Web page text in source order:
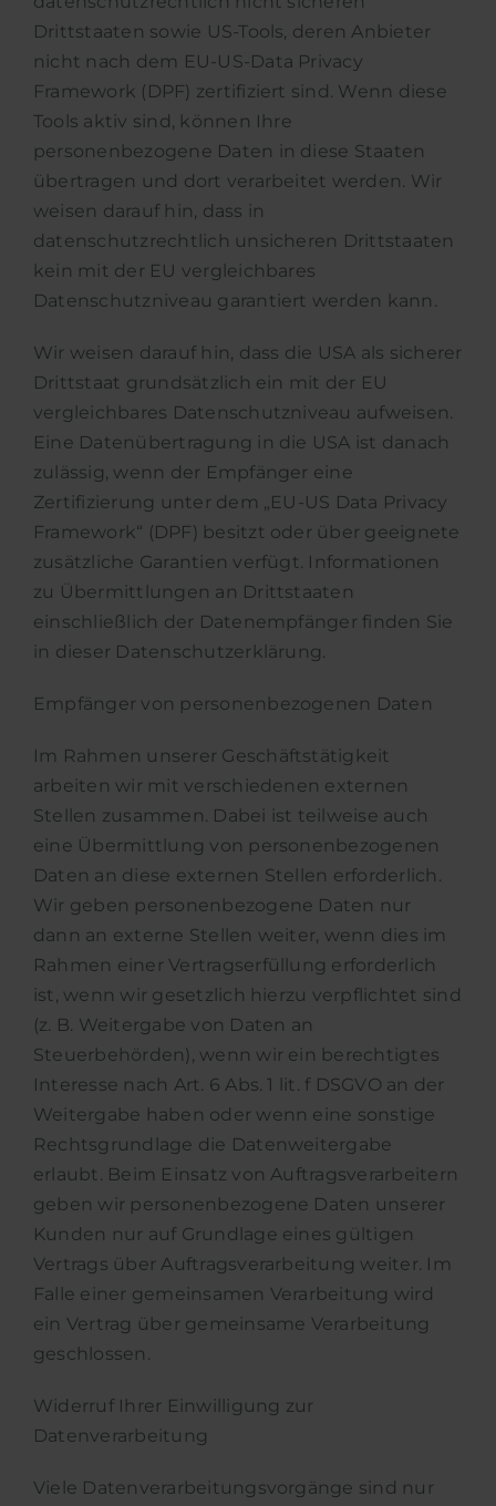
Drittstaaten sowie US-Tools, deren Anbieter
nicht nach dem EU-US-Data Privacy
Framework (DPF) zertifiziert sind. Wenn diese
Tools aktiv sind, können Ihre
personenbezogene Daten in diese Staaten
übertragen und dort verarbeitet werden. Wir
weisen darauf hin, dass in
datenschutzrechtlich unsicheren Drittstaaten
kein mit der EU vergleichbares
Datenschutzniveau garantiert werden kann.
Wir weisen darauf hin, dass die USA als sicherer
Drittstaat grundsätzlich ein mit der EU
vergleichbares Datenschutzniveau aufweisen.
Eine Datenübertragung in die USA ist danach
zulässig, wenn der Empfänger eine
Zertifizierung unter dem „EU-US Data Privacy
Framework“ (DPF) besitzt oder über geeignete
zusätzliche Garantien verfügt. Informationen
zu Übermittlungen an Drittstaaten
einschließlich der Datenempfänger finden Sie
in dieser Datenschutzerklärung.
Empfänger von personenbezogenen Daten
Im Rahmen unserer Geschäftstätigkeit
arbeiten wir mit verschiedenen externen
Stellen zusammen. Dabei ist teilweise auch
eine Übermittlung von personenbezogenen
Daten an diese externen Stellen erforderlich.
Wir geben personenbezogene Daten nur
dann an externe Stellen weiter, wenn dies im
Rahmen einer Vertragserfüllung erforderlich
ist, wenn wir gesetzlich hierzu verpflichtet sind
(z. B. Weitergabe von Daten an
Steuerbehörden), wenn wir ein berechtigtes
Interesse nach Art. 6 Abs. 1 lit. f DSGVO an der
Weitergabe haben oder wenn eine sonstige
Rechtsgrundlage die Datenweitergabe
erlaubt. Beim Einsatz von Auftragsverarbeitern
geben wir personenbezogene Daten unserer
Kunden nur auf Grundlage eines gültigen
Vertrags über Auftragsverarbeitung weiter. Im
Falle einer gemeinsamen Verarbeitung wird
ein Vertrag über gemeinsame Verarbeitung
geschlossen.
Widerruf Ihrer Einwilligung zur
Datenverarbeitung
Viele Datenverarbeitungsvorgänge sind nur